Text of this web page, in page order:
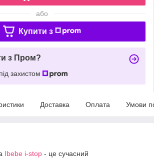
або
Купити з
з Пром?
захистом
Доставка Оплата Умови
Ibebe i-stop - це сучасний